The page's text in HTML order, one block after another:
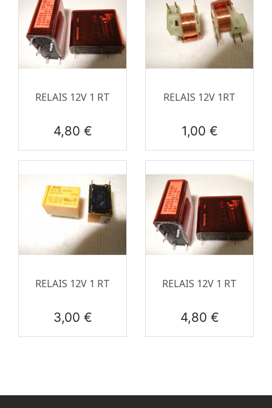
RELAIS 12V 1 RT
Prix
4,80 €
RELAIS 12V 1RT
Prix
1,00 €
RELAIS 12V 1 RT
Prix
3,00 €
RELAIS 12V 1 RT
Prix
4,80 €